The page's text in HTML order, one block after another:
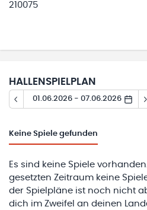
210075
HALLENSPIELPLAN
01.06.2026 - 07.06.2026
Keine Spiele gefunden
Es sind keine Spiele
gesetzten Zeitraum keine
der Spielpläne ist noch nicht
dich im Zweifel an deinen